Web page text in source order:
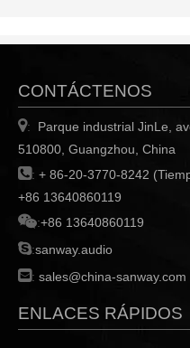
CONTÁCTENOS
:
Parque industrial JinLe,
510800, Guangzhou, China
: + 86-20-3770-8242
+86 13640860119
:+86 13640860119
:sanway.audio
: sales@china-sanway.com
ENLACES RÁPIDOS